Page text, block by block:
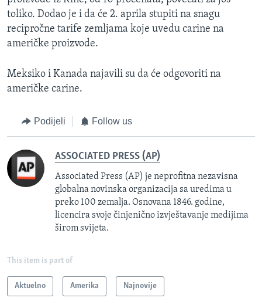
toliko. Dodao je i da će 2. aprila stupiti na snagu
recipročne tarife zemljama koje uvedu carine na
američke proizvode.
Meksiko i Kanada najavili su da će odgovoriti na
američke carine.
Podijeli Follow us
ASSOCIATED PRESS (AP)
Associated Press (AP) je neprofitna nezavisna
globalna novinska organizacija sa uredima u
preko 100 zemalja. Osnovana 1846. godine,
licencira svoje činjenično izvještavanje medijima
širom svijeta.
This item is part of
Aktuelno Amerika Najnovije